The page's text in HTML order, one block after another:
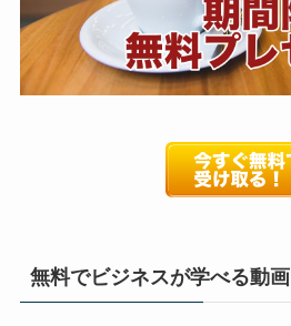
無料でビジネスが学べる動画